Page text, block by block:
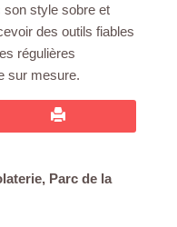
son style sobre et
des outils fiables
régulières
sur mesure.
Parc de la